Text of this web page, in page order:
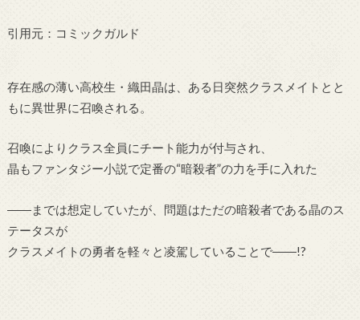
引用元：コミックガルド
存在感の薄い高校生・織田晶は、ある日突然クラスメイトとと
もに異世界に召喚される。
召喚によりクラス全員にチート能力が付与され、
晶もファンタジー小説で定番の“暗殺者”の力を手に入れた
――までは想定していたが、問題はただの暗殺者である晶のス
テータスが
クラスメイトの勇者を軽々と凌駕していることで――!?